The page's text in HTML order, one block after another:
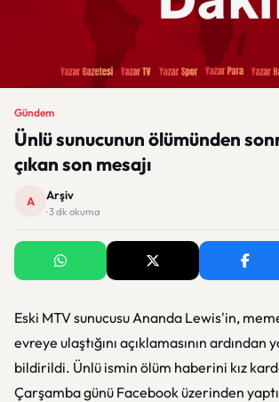
Gündem
Ünlü sunucunun ölümünden
çıkan son mesajı
A Arşiv
· 3 dk okuma
Eski MTV sunucusu Ananda Lewis'in,
evreye ulaştığını açıklamasının ardından
bildirildi. Ünlü ismin ölüm haberini kız
Çarşamba günü Facebook üzerinden